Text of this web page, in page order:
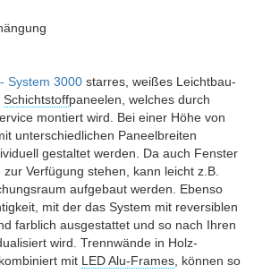
System 3000 starres, weißes Leichtbau-
Schichtstoffpaneelen, welches durch
montiert wird. Bei einer Höhe von
unterschiedlichen Paneelbreiten
gestaltet werden. Da auch Fenster
Verfügung stehen, kann leicht z.B.
aufgebaut werden. Ebenso
mit der das System mit reversiblen
farblich ausgestattet und so nach Ihren
wird. Trennwände in Holz-
mit LED Alu-Frames , können so